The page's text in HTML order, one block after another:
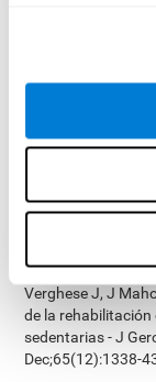
Korczyn dC,
de ordenador:
intervención en los
cognitivo en
computarizado -
Asociación de
Verghese J, J
de la
sedentarias - J
Dec;65(12):1338-